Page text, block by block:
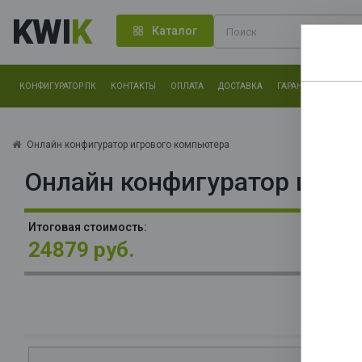
KWIK Каталог
КОНФИГУРАТОР ПК КОНТАКТЫ ОПЛАТА ДОСТАВКА ГАРАНТИЯ
Онлайн конфигуратор игрового компьютера
Онлайн конфигуратор
Итоговая стоимость:
24879 руб.